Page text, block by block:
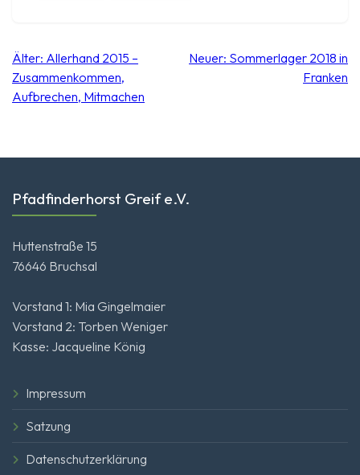
Beitragsnavigation
Älter: Allerhand 2015 –
Zusammenkommen,
Aufbrechen, Mitmachen
Neuer: Sommerlager 2018 in
Franken
Pfadfinderhorst Greif e.V.
Huttenstraße 15
76646 Bruchsal
Vorstand 1: Mia Gingelmaier
Vorstand 2: Torben Weniger
Kasse: Jacqueline König
Impressum
Satzung
Datenschutzerklärung